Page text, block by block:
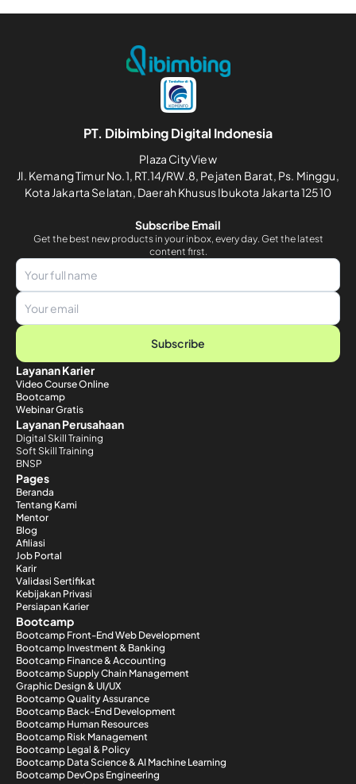
PT. Dibimbing Digital Indonesia
Plaza CityView
Jl. Kemang Timur No.1, RT.14/RW.8, Pejaten Barat, Ps. Minggu,
Kota Jakarta Selatan, Daerah Khusus Ibukota Jakarta 12510
Subscribe Email
Get the best new products in your inbox, every day. Get the latest
content first.
Subscribe
Layanan Karier
Video Course Online
Bootcamp
Webinar Gratis
Layanan Perusahaan
Digital Skill Training
Soft Skill Training
BNSP
Pages
Beranda
Tentang Kami
Mentor
Blog
Afiliasi
Job Portal
Karir
Validasi Sertifikat
Kebijakan Privasi
Persiapan Karier
Bootcamp
Bootcamp Front-End Web Development
Bootcamp Investment & Banking
Bootcamp Finance & Accounting
Bootcamp Supply Chain Management
Graphic Design & UI/UX
Bootcamp Quality Assurance
Bootcamp Back-End Development
Bootcamp Human Resources
Bootcamp Risk Management
Bootcamp Legal & Policy
Bootcamp Data Science & AI Machine Learning
Bootcamp DevOps Engineering